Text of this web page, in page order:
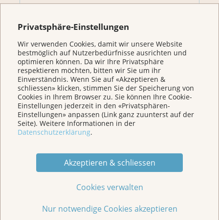
Privatsphäre-Einstellungen
Wir verwenden Cookies, damit wir unsere Website
bestmöglich auf Nutzerbedürfnisse ausrichten und
optimieren können. Da wir Ihre Privatsphäre
respektieren möchten, bitten wir Sie um ihr
Einverständnis. Wenn Sie auf «Akzeptieren &
schliessen» klicken, stimmen Sie der Speicherung von
Cookies in Ihrem Browser zu. Sie können Ihre Cookie-
Einstellungen jederzeit in den «Privatsphären-
Einstellungen» anpassen (Link ganz zuunterst auf der
Seite). Weitere Informationen in der
Datenschutzerklärung.
Akzeptieren & schliessen
Cookies verwalten
Nur notwendige Cookies akzeptieren
Prävention
Veranstaltungen/ Podcasts/Links
Für Medien
Über uns
Jede Geschichte zählt